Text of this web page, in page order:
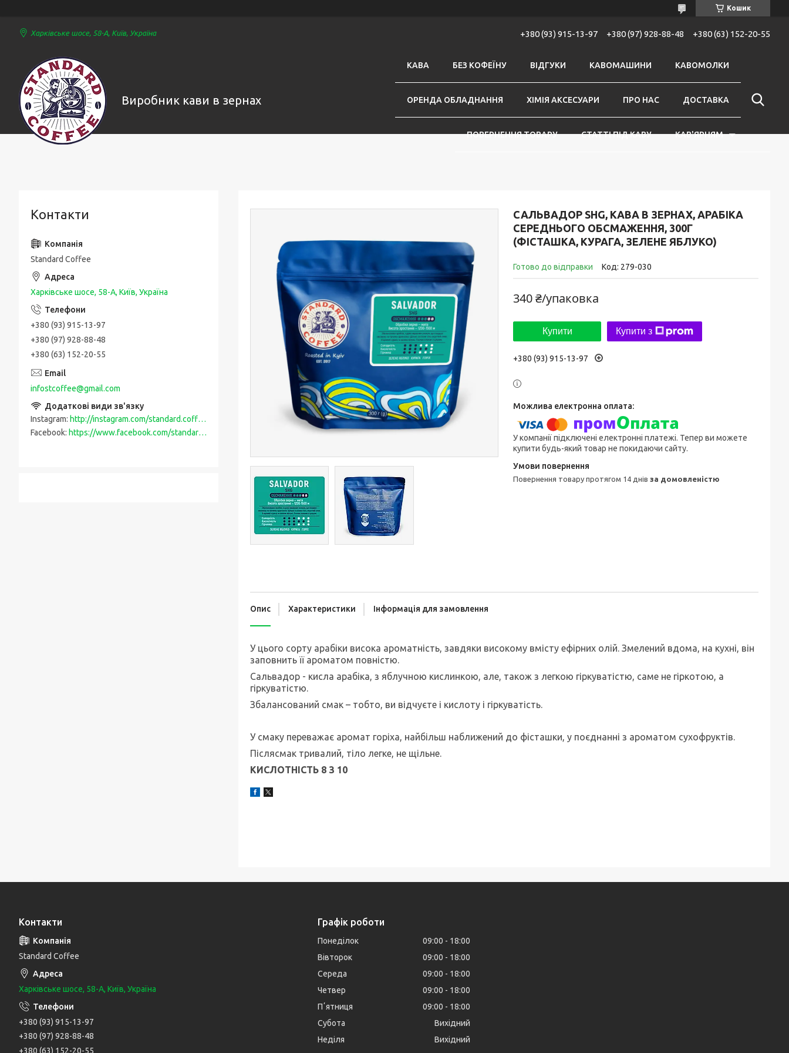
Кошик
Харківське шосе, 58-А, Київ, Україна +380 (93) 915-13-97 +380 (97) 928-88-48 +380 (63) 152-20-55
Виробник кави в зернах
КАВА БЕЗ КОФЕЇНУ ВІДГУКИ КАВОМАШИНИ КАВОМОЛКИ
ОРЕНДА ОБЛАДНАННЯ ХІМІЯ АКСЕСУАРИ ПРО НАС ДОСТАВКА
ПОВЕРНЕННЯ ТОВАРУ СТАТТІ ПІД КАВУ КАВ'ЯРНЯМ
САЛЬВАДОР SHG, КАВА В ЗЕРНАХ, АРАБІКА
СЕРЕДНЬОГО ОБСМАЖЕННЯ, 300Г
(ФІСТАШКА, КУРАГА, ЗЕЛЕНЕ ЯБЛУКО)
Готово до відправки Код: 279-030
340 ₴/упаковка
Купити Купити з
+380 (93) 915-13-97
У компанії підключені електронні платежі. Тепер ви можете
купити будь-який товар не покидаючи сайту.
повернення товару протягом 14 днів за домовленістю
Опис Характеристики Інформація для замовлення
У цього сорту арабіки висока ароматність, завдяки високому вмісту ефірних олій. Змелений вдома, на кухні, він
заповнить її ароматом повністю.
Сальвадор - кисла арабіка, з яблучною кислинкою, але, також з легкою гіркуватістю, саме не гіркотою, а
гіркуватістю.
Збалансований смак – тобто, ви відчуєте і кислоту і гіркуватість.
У смаку переважає аромат горіха, найбільш наближений до фісташки, у поєднанні з ароматом сухофруктів.
Післясмак тривалий, тіло легке, не щільне.
КИСЛОТНІСТЬ 8 З 10
Контакти
Standard Coffee
Харківське шосе, 58-А, Київ, Україна
+380 (93) 915-13-97
+380 (97) 928-88-48
+380 (63) 152-20-55
infostcoffee@gmail.com
Instagram http://instagram.com/standard.coffee
Facebook https://www.facebook.com/standardcoffee-108593383949319/
Контакти
Standard Coffee
Харківське шосе, 58-А, Київ, Україна
+380 (93) 915-13-97
+380 (97) 928-88-48
+380 (63) 152-20-55
Графік роботи
Понеділок 09:00
18:00
Вівторок
09:00
18:00
Середа
09:00
18:00
Четвер
09:00
18:00
Пʼятниця
09:00
18:00
Субота
Вихідний
Неділя
Вихідний